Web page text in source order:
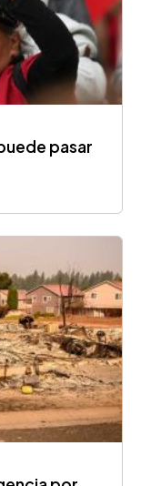
pasar